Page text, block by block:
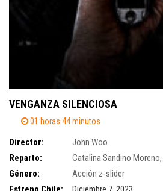
VENGANZA SILENCIOSA
01 horas 44 minutos
Director:
John Woo
Reparto:
Catalina Sandino Moreno,
Género:
Acción z-slider